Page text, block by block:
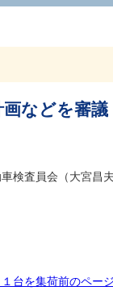
などを審議
検査員会（大宮
台を集荷前のページ